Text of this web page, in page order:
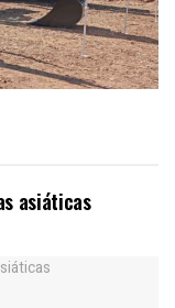
asiáticas